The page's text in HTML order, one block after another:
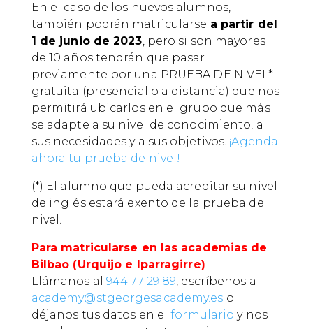
En el caso de los nuevos alumnos,
también podrán matricularse a partir del
1 de junio de 2023, pero si son mayores
de 10 años tendrán que pasar
previamente por una PRUEBA DE NIVEL*
gratuita (presencial o a distancia) que nos
permitirá ubicarlos en el grupo que más
se adapte a su nivel de conocimiento, a
sus necesidades y a sus objetivos. ¡Agenda
ahora tu prueba de nivel!
(*) El alumno que pueda acreditar su nivel
de inglés estará exento de la prueba de
nivel.
Para matricularse en las academias de
Bilbao (Urquijo e Iparragirre)
Llámanos al 944 77 29 89, escríbenos a
academy@stgeorgesacademy.es o
déjanos tus datos en elformulario y nos